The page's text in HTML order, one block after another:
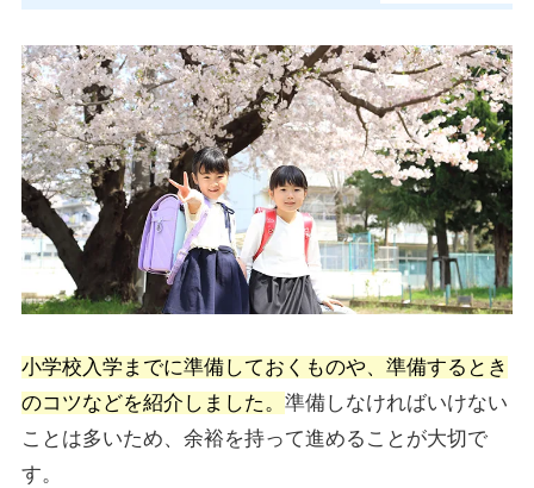
小学校入学までに準備しておくものや、準備するとき
のコツなどを紹介しました。 準備しなければいけない
ことは多いため、余裕を持って進めることが大切で
す。